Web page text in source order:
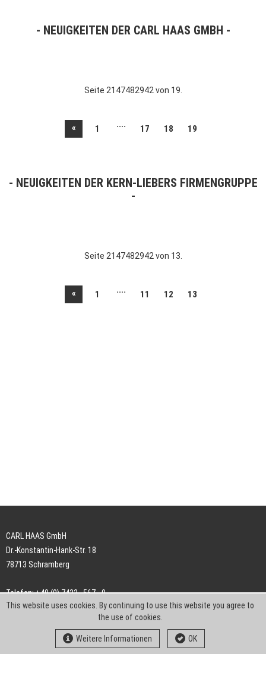
NEUIGKEITEN DER CARL HAAS GMBH
Seite 2147482942 von 19.
« 1 .... 17 18 19
NEUIGKEITEN DER KERN-LIEBERS FIRMENGRUPPE
Seite 2147482942 von 13.
« 1 .... 11 12 13
CARL HAAS GmbH
Dr.-Konstantin-Hank-Str. 18
78713 Schramberg
Telefon: +49 (0) 7422 . 567 - 0
Telefax: +49 (0) 7422 . 567 - 239
info-ch@kern-liebers.com
This website uses cookies. By continuing to use this website you agree to
the use of cookies.
Weitere Informationen OK